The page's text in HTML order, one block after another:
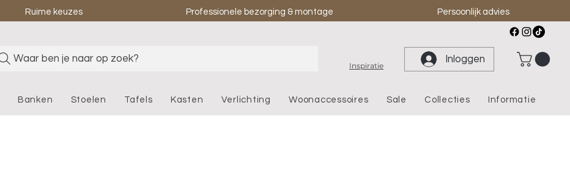
Ruime keuzes Professionele bezorging & montage Persoonlijk advies
Waar ben je naar op zoek?
Inspiratie
Inloggen
Banken Stoelen Tafels Kasten Verlichting Woonaccessoires Sale Collecties Informatie